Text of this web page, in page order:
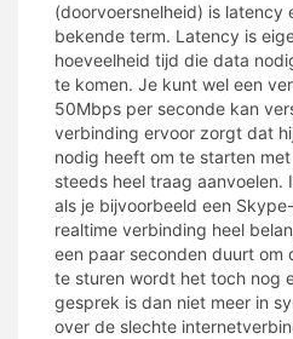
(doorvoersnelheid) is latency
bekende term. Latency is
hoeveelheid tijd die data
te komen. Je kunt wel een
50Mbps per seconde kan
verbinding ervoor zorgt dat
nodig heeft om te starten
steeds heel traag
als je bijvoorbeeld een
realtime verbinding heel
een paar seconden duurt om
te sturen wordt het toch nog
gesprek is dan niet meer in
over de slechte